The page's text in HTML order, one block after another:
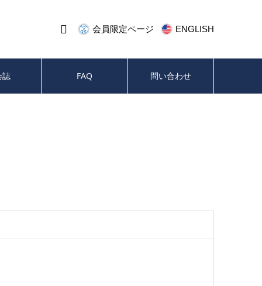
 会員限定ページ ENGLISH
誌 FAQ 問い合わせ